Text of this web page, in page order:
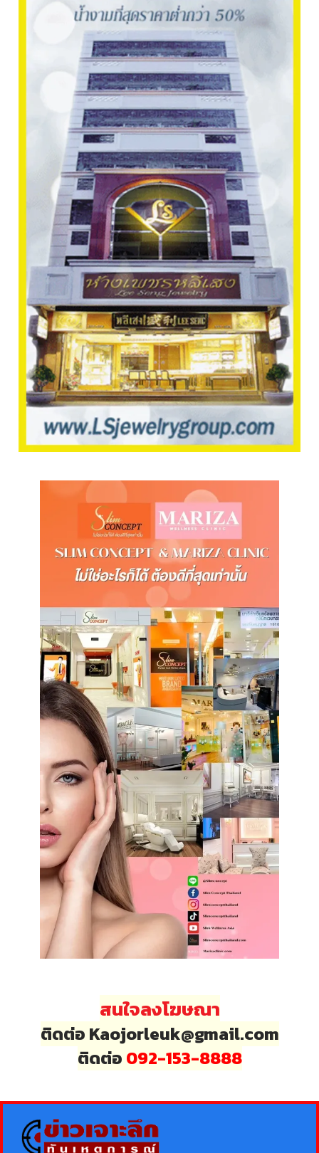
สนใจลงโฆษณา
ติดต่อ Kaojorleuk@gmail.com
ติดต่อ 092-153-8888